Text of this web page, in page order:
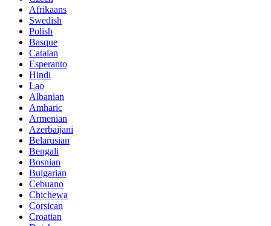
Afrikaans
Swedish
Polish
Basque
Catalan
Esperanto
Hindi
Lao
Albanian
Amharic
Armenian
Azerbaijani
Belarusian
Bengali
Bosnian
Bulgarian
Cebuano
Chichewa
Corsican
Croatian